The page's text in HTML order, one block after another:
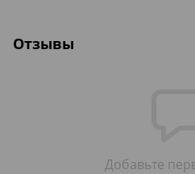
Отзывы
Добавьте